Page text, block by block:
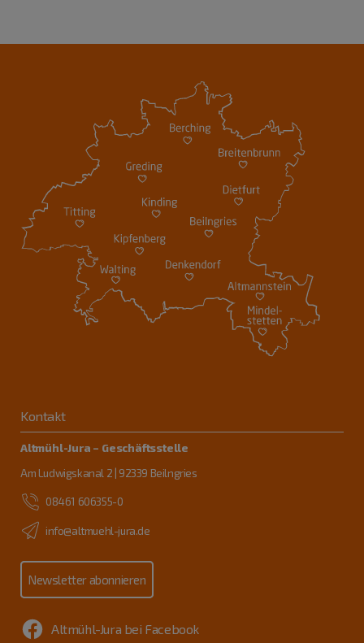
Kontakt
Altmühl-Jura – Geschäftsstelle
Am Ludwigskanal 2 | 92339 Beilngries
08461 606355-0
info@altmuehl-jura.de
Newsletter abonnieren
Altmühl-Jura bei Facebook